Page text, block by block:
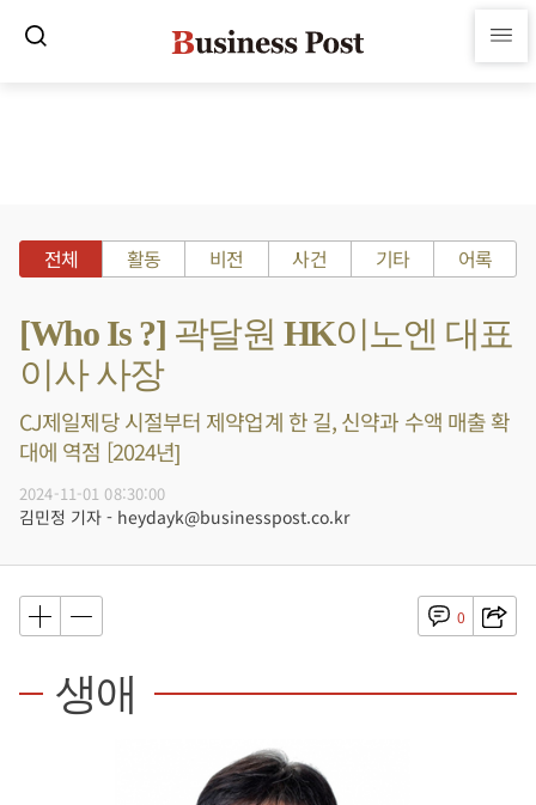
전체 활동 비전 사건 기타 어록
[Who Is ?] 곽달원 HK이노엔 대표
이사 사장
CJ제일제당 시절부터 제약업계 한 길, 신약과 수액 매출 확
대에 역점 [2024년]
2024-11-01 08:30:00
김민정 기자 - heydayk@businesspost.co.kr
0
생애